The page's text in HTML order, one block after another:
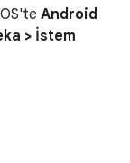
Android
> İstem